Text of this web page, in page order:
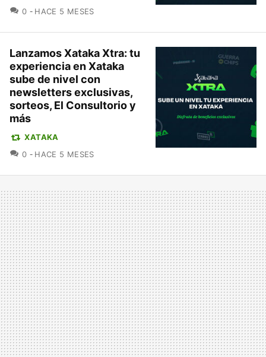
0 COMENTARIOS
HACE 5 MESES
Lanzamos Xataka Xtra: tu
experiencia en Xataka
sube de nivel con
newsletters exclusivas,
sorteos, El Consultorio y
más
XATAKA
0 COMENTARIOS
HACE 5 MESES